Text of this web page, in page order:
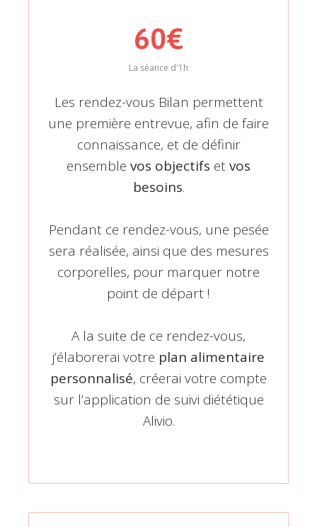
60€
La séance d'1h
Les rendez-vous Bilan permettent
une première entrevue, afin de faire
connaissance, et de définir
ensemble vos objectifs etvos
besoins.
Pendant ce rendez-vous, une pesée
sera réalisée, ainsi que des mesures
corporelles, pour marquer notre
point de départ !
A la suite de ce rendez-vous,
j’élaborerai votre plan alimentaire
personnalisé, créerai votre compte
sur l’application de suivi diététique
Alivio.